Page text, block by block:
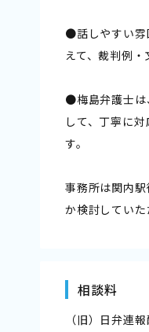
●話しやすい雰
えて、裁判例
●梅島弁護士は
して、丁寧に
す。
事務所は関内
か検討してい
相談料
（旧）日弁連